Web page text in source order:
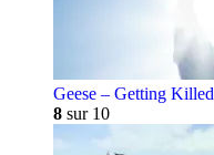
Geese – Getting Killed
8 sur 10